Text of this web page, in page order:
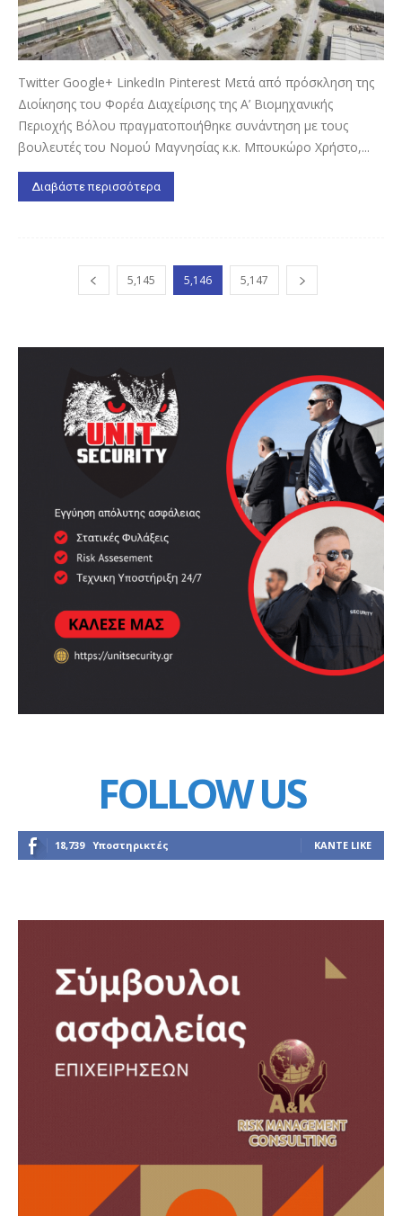
Twitter Google+ LinkedIn Pinterest Μετά από πρόσκληση της
Διοίκησης του Φορέα Διαχείρισης της Α’ Βιομηχανικής
Περιοχής Βόλου πραγματοποιήθηκε συνάντηση με τους
βουλευτές του Νομού Μαγνησίας κ.κ. Μπουκώρο Χρήστο,...
Διαβάστε περισσότερα
5,145 5,146 5,147
FOLLOW US
18,739 Υποστηρικτές ΚΆΝΤΕ LIKE